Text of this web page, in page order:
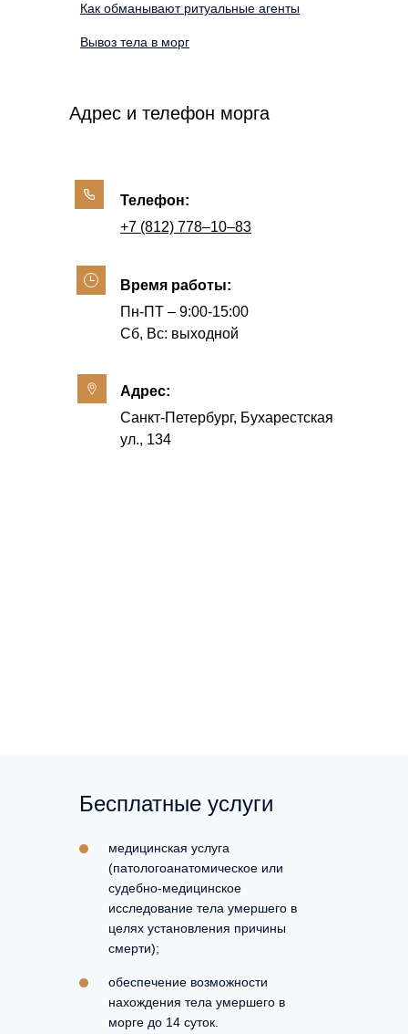
Как обманывают ритуальные агенты
Вывоз тела в морг
Адрес и телефон морга
Телефон:
+7 (812) 778‒10‒83
Время работы:
Пн-ПТ – 9:00-15:00
Сб, Вс: выходной
Адрес:
Санкт-Петербург, Бухарестская
ул., 134
обеспечение возможности
нахождения тела умершего в
морге до 14 суток.
медицинская услуга
(патологоанатомическое или
судебно-медицинское
исследование тела умершего в
целях установления причины
смерти);
Бесплатные услуги